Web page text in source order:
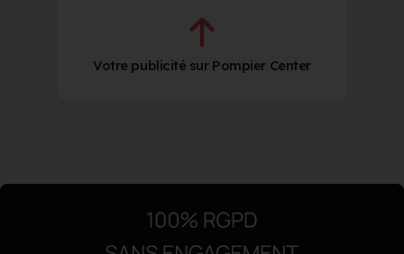
Votre publicité sur Pompier Center